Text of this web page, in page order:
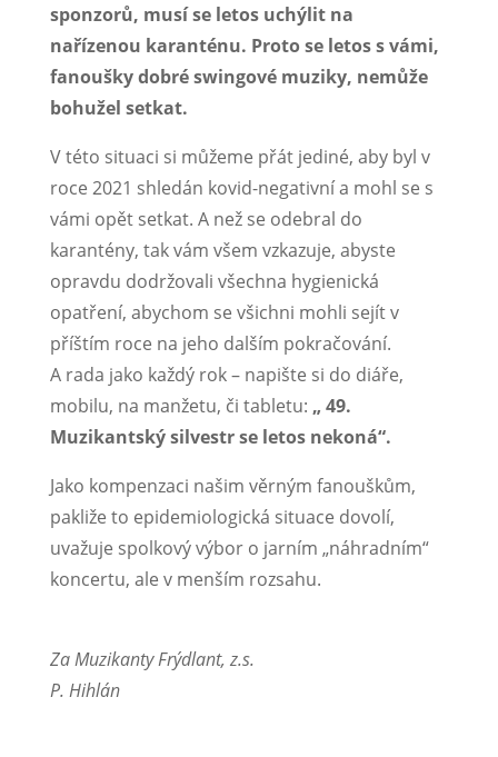
sponzorů, musí se letos uchýlit na
nařízenou karanténu. Proto se letos s vámi,
fanoušky dobré swingové muziky, nemůže
bohužel setkat.
V této situaci si můžeme přát jediné, aby byl v
roce 2021 shledán kovid-negativní a mohl se s
vámi opět setkat. A než se odebral do
karantény, tak vám všem vzkazuje, abyste
opravdu dodržovali všechna hygienická
opatření, abychom se všichni mohli sejít v
příštím roce na jeho dalším pokračování.
A rada jako každý rok – napište si do diáře,
mobilu, na manžetu, či tabletu: „ 49.
Muzikantský silvestr se letos nekoná“.
Jako kompenzaci našim věrným fanouškům,
pakliže to epidemiologická situace dovolí,
uvažuje spolkový výbor o jarním „náhradním“
koncertu, ale v menším rozsahu.
Za Muzikanty Frýdlant, z.s.
P. Hihlán